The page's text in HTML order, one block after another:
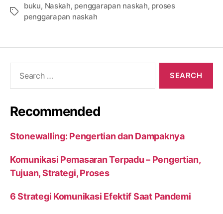
Tags
buku, Naskah, penggarapan naskah, proses
penggarapan naskah
Recommended
Stonewalling: Pengertian dan Dampaknya
Komunikasi Pemasaran Terpadu – Pengertian,
Tujuan, Strategi, Proses
6 Strategi Komunikasi Efektif Saat Pandemi